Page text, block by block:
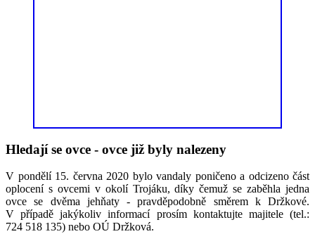
Hledají se ovce - ovce již byly nalezeny
V pondělí 15. června 2020 bylo vandaly poničeno a odcizeno část
oplocení s ovcemi v okolí Trojáku, díky čemuž se zaběhla jedna
ovce se dvěma jehňaty - pravděpodobně směrem k Držkové.
V případě jakýkoliv informací prosím kontaktujte majitele (tel.:
724 518 135) nebo OÚ Držková.